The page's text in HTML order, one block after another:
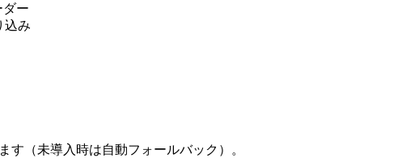
ダー
込み
（未導入時は自動フォールバック）。